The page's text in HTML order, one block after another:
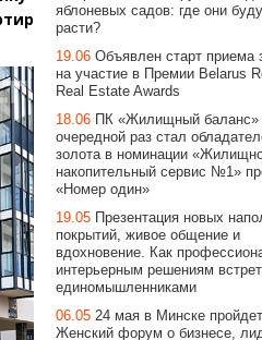
яблоневых садов: где они
расти?
19.06 Объявлен старт приема
на участие в Премии Belarus
Real Estate Awards
18.06 ПК «Жилищный баланс»
очередной раз стал
золота в номинации
накопительный сервис №1»
«Номер один»
19.05 Презентация новых
покрытий, живое общение и
вдохновение. Как
интерьерным решениям
единомышленниками
06.05 24 мая в Минске пройдет
Женский форум о бизнесе,